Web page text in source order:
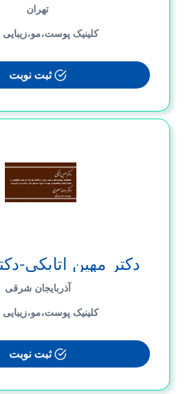
تهران
کلینیک پوست،مو،زیبایی
ثبت نوبت
دکتر مهین اتابکی-
معیری
آذربایجان شرقی
کلینیک پوست،مو،زیبایی
ثبت نوبت